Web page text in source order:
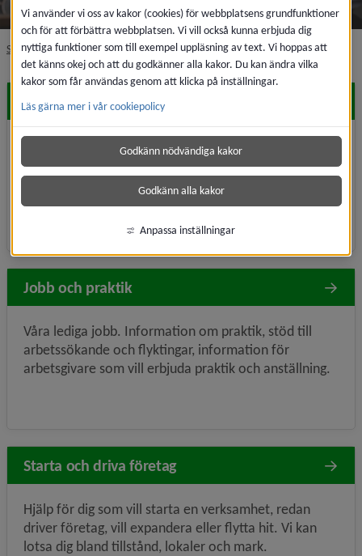
Startsida Jobb och företagandenivå i brödsmulenavigeringen
Hitta snabbt
Flytta hit
Investera i Umeå
Lediga lokaler
Jobb och praktik
Våra lediga jobb. Information om praktik, stöd till
arbetssökande och flyktingar, information för
arbetsgivare som vill erbjuda praktik och anställning.
Starta och driva företag
Hjälp för dig som vill starta en verksamhet, redan
driver företag, vill expandera eller flytta hit. Vi kan
lotsa dig bland tillstånd, lokaler och mark.
Vi använder vi oss av kakor (cookies) för webbplatsens grundfunktioner
och för att förbättra webbplatsen. Vi vill också kunna erbjuda dig
nyttiga funktioner som till exempel uppläsning av text. Vi hoppas att
det känns okej och att du godkänner alla kakor. Du kan ändra vilka
kakor som får användas genom att klicka på inställningar.
Läs gärna mer i vår cookiepolicy
Godkänn nödvändiga kakor
Godkänn alla kakor
Anpassa inställningar